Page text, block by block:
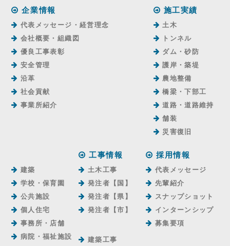
企業情報
代表メッセージ・経営理念
会社概要・組織図
優良工事表彰
安全管理
沿革
社会貢献
事業所紹介
施工実績
土木
トンネル
ダム・砂防
護岸・築堤
農地整備
橋梁・下部工
道路・道路維持
舗装
災害復旧
建築
学校・保育園
公共施設
個人住宅
事務所・店舗
病院・福祉施設
工事情報
土木工事
発注者【国】
発注者【県】
発注者【市】
建築工事
採用情報
代表メッセージ
先輩紹介
スナップショット
インターンシップ
募集要項